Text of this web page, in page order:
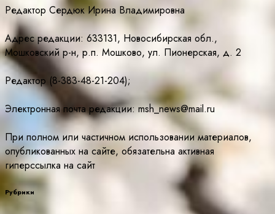
Редактор Сердюк Ирина Владимировна
Адрес редакции: 633131, Новосибирская обл.,
Мошковский р-н, р.п. Мошково, ул. Пионерская, д. 2
Редактор (8-383-48-21-204);
Электронная почта редакции: msh_news@mail.ru
При полном или частичном использовании материалов,
опубликованных на сайте, обязательна активная
гиперссылка на сайт
Рубрики